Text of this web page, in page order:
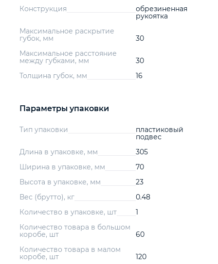
Конструкция
обрезиненная
рукоятка
Максимальное раскрытие
губок, мм
30
Максимальное расстояние
между губками, мм
30
Толщина губок, мм
16
Параметры упаковки
Тип упаковки
пластиковый
подвес
Длина в упаковке, мм
305
Ширина в упаковке, мм
70
Высота в упаковке, мм
23
Вес (брутто), кг
0.48
Количество в упаковке, шт
1
Количество товара в большом
коробе, шт
60
Количество товара в малом
коробе, шт
120